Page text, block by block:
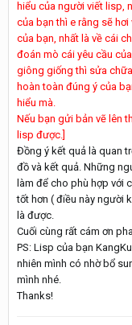
hiểu của người viết lisp,
của bạn thì e rằng sẽ
của bạn, nhất là về cái
đoán mò cái yêu cầu
giông giống thì sửa
hoàn toàn đúng ý của
hiểu mà.
Nếu bạn gửi bản vẽ lên
lisp được.]
Đồng ý kết quả là quan
đồ và kết quả. Những
làm để cho phù hợp với
tốt hơn ( điều này người
là được.
Cuối cùng rất cám ơn
PS: Lisp của bạn
nhiên mình có nhờ bổ
mình nhé.
Thanks!